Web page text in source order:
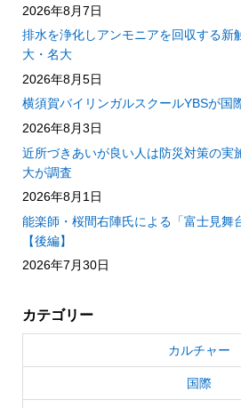
2026年8月7日
排水を浄化しアンモニアを回収する
大・名大
2026年8月5日
横須賀バイリンガルスクールYBSが国
2026年8月3日
近所づきあいが良い人は防災対策の
大が調査
2026年8月1日
能楽師・桜間右陣氏による「富士見舞
【後編】
2026年7月30日
カテゴリー
カルチャー
国際